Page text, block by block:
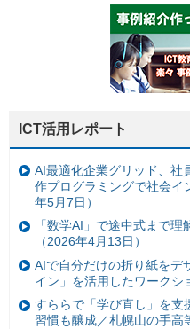
ICT活用レポート
AI最適化企業グリッド、社
作プログラミングで社会イ
年5月7日）
「数学AI」で途中式まで
（2026年4月13日）
AIで自分だけの折り紙をデ
イン」を活用したワークシ
すららで「学び直し」を支
習慣も醸成／札幌山の手高